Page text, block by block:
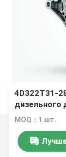
4D322T31-
дизельного
MOQ：1 шт.